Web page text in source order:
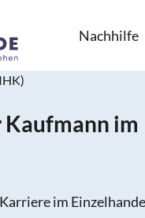
Nachhilfe
im
im